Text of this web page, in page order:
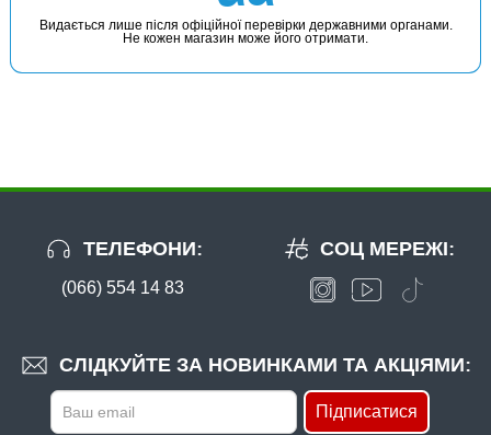
КУПИТИ
Волосінь Winner KingFisher 30m. 0,22mm
В наявності
Волосінь Winner KingFisher 30m. 0,14mm (без упаковки)
Видається лише після офіційної перевірки державними органами.
Не кожен магазин може його отримати.
ТЕЛЕФОНИ:
(066) 554 14 83
СЛІДКУЙТЕ ЗА НОВИНКАМИ ТА АКЦІЯМИ:
Підписатися
СОЦ МЕРЕЖІ: